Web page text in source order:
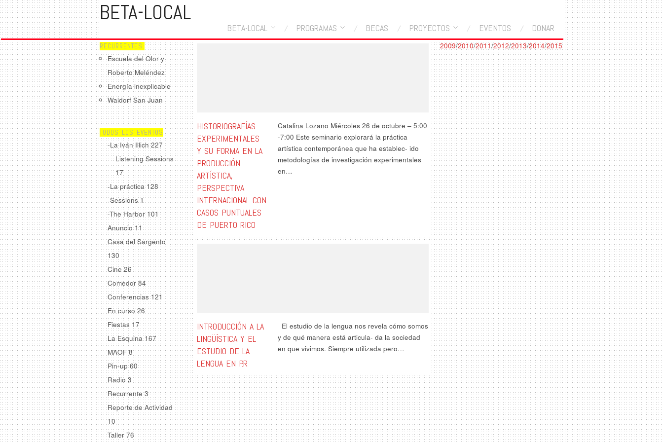
BETA-LOCAL
BETA-LOCAL PROGRAMAS BECAS PROYECTOS EVENTOS DONAR
RECURRENTES:
Escuela del Olor y
Roberto Meléndez
Energía inexplicable
Waldorf San Juan
TODOS LOS EVENTOS
-La Iván Illich227
Listening Sessions
17
-La práctica128
-Sessions 1
-The Harbor101
Anuncio11
Casa del Sargento
130
Cine26
Comedor 84
Conferencias121
En curso26
Fiestas17
La Esquina167
MAOF8
Pin-up60
Radio3
Recurrente3
Reporte de Actividad
10
Taller76
HISTORIOGRAFÍAS
EXPERIMENTALES
Y SU FORMA EN LA
PRODUCCIÓN
ARTÍSTICA,
PERSPECTIVA
INTERNACIONAL CON
CASOS PUNTUALES
DE PUERTO RICO
Catalina Lozano Miércoles 26 de octubre – 5:00
-7:00 Este seminario explorará la práctica
artística contemporánea que ha establec- ido
metodologías de investigación experimentales
en…
INTRODUCCIÓN A LA
LINGÜÍSTICA Y EL
ESTUDIO DE LA
LENGUA EN P.R
El estudio de la lengua nos revela cómo somos
y de qué manera está articula- da la sociedad
en que vivimos. Siempre utilizada pero…
2009/2010/2011/2012/2013/2014/2015